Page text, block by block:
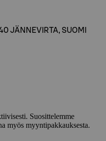
JÄNNEVIRTA, SUOMI
Suosittelemme
myös myyntipakkauksesta.